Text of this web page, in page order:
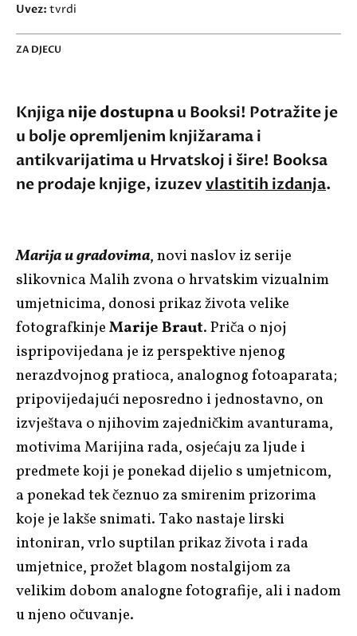
Uvez: tvrdi
ZA DJECU
Knjiganije dostupnau Booksi! Potražite je
u bolje opremljenim knjižarama i
antikvarijatima u Hrvatskoj i šire! Booksa
ne prodaje knjige, izuzevvlastitih izdanja.
Marija u gradovima, novi naslov iz serije
slikovnica Malih zvona o hrvatskim vizualnim
umjetnicima, donosi prikaz života velike
fotografkinjeMarije Braut. Priča o njoj
ispripovijedana je iz perspektive njenog
nerazdvojnog pratioca, analognog fotoaparata;
pripovijedajući neposredno i jednostavno, on
izvještava o njihovim zajedničkim avanturama,
motivima Marijina rada, osjećaju za ljude i
predmete koji je ponekad dijelio s umjetnicom,
a ponekad tek čeznuo za smirenim prizorima
koje je lakše snimati. Tako nastaje lirski
intoniran, vrlo suptilan prikaz života i rada
umjetnice, prožet blagom nostalgijom za
velikim dobom analogne fotografije, ali i nadom
u njeno očuvanje.